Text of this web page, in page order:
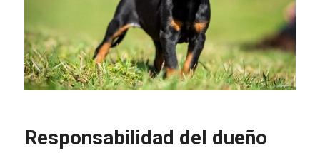
Responsabilidad del dueño